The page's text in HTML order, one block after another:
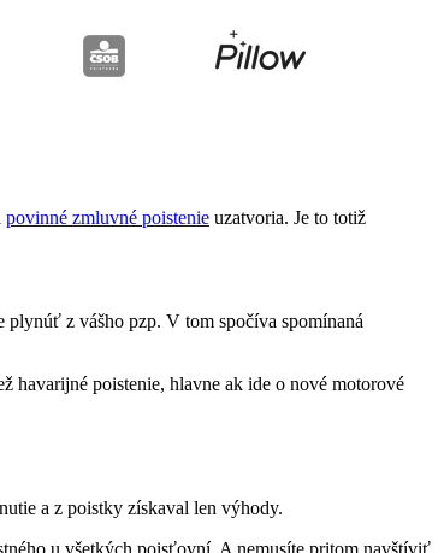
povinné zmluvné poistenie uzatvoria. Je to totiž
plynúť z vášho pzp. V tom spočíva spomínaná
havarijné poistenie, hlavne ak ide o nové motorové
a z poistky získaval len výhody.
u všetkých poisťovní. A nemusíte pritom navštíviť